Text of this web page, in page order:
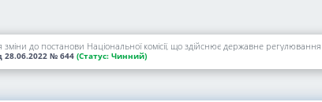
до постанови Національної комісії, що здійснює державне
28.06.2022 № 644 (Статус: Чинний)